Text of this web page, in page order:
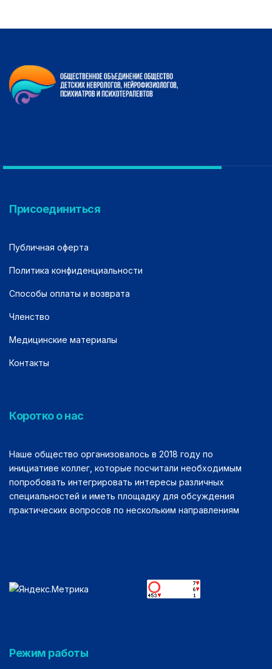
Присоединиться
Публичная оферта
Политика конфиденциальности
Способы оплаты и возврата
Членство
Медицинские материалы
Контакты
Коротко о нас
Наше общество организовалось в 2018 году по
инициативе коллег, которые посчитали необходимым
попробовать интегрировать интересы различных
специальностей и иметь площадку для обсуждения
практических вопросов по нескольким направлениям
Режим работы